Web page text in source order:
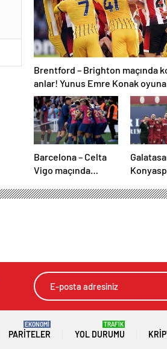
Brentford – Brighton maçında
anlar! Yunus Emre Konak
edemedi…
Barcelona – Celta
Vigo maçında
dönüş! Raphinha
başladı!
PARITELER
EKONOMİ
YOL DURUMU
TRAFİK